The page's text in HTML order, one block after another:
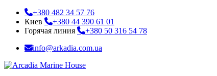
+380 482 34 57 76
Киев
+380 44 390 61 01
Горячая линия
+380 50 316 54 78
info@arkadia.com.ua